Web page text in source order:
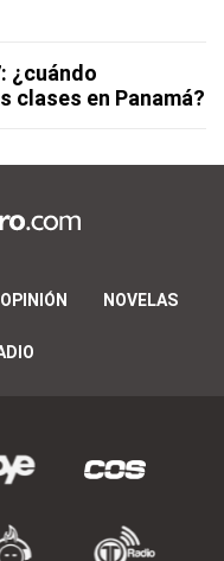
¿cuándo
clases en Panamá?
OPINIÓN NOVELAS